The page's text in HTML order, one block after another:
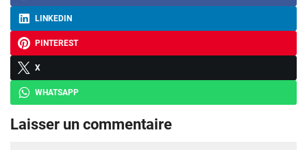
LINKEDIN
PINTEREST
X
WHATSAPP
Laisser un commentaire